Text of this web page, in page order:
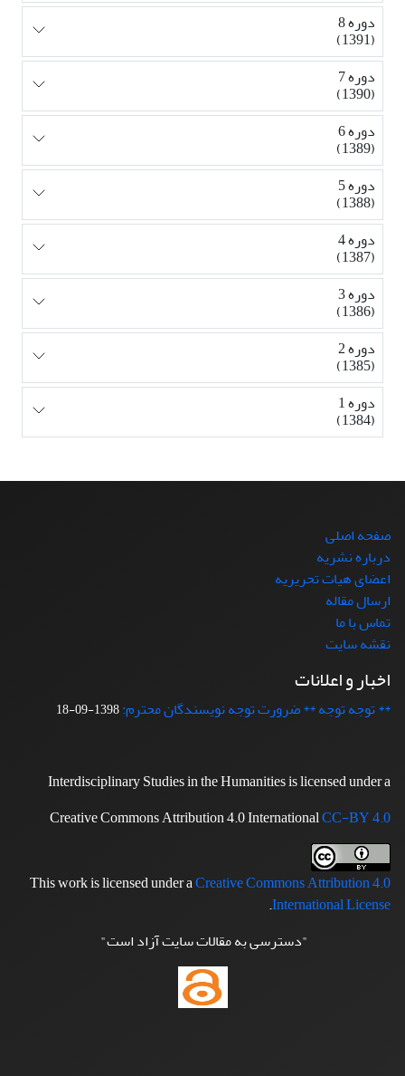
دوره 8
(1391)
دوره 7
(1390)
دوره 6
(1389)
دوره 5
(1388)
دوره 4
(1387)
دوره 3
(1386)
دوره 2
(1385)
دوره 1
(1384)
صفحه اصلی
درباره نشریه
اعضای هیات تحریریه
ارسال مقاله
تماس با ما
نقشه سایت
اخبار و اعلانات
** توجه توجه ** ضرورت توجه نویسندگان محترم:1398-09-18
Interdisciplinary Studies in the Humanities is licensed under a
Creative Commons Attribution 4.0 InternationalCC-BY 4.0
This work is licensed under aCreative Commons Attribution 4.0
International License
.
"دسترسی به مقالات سایت آزاد است"